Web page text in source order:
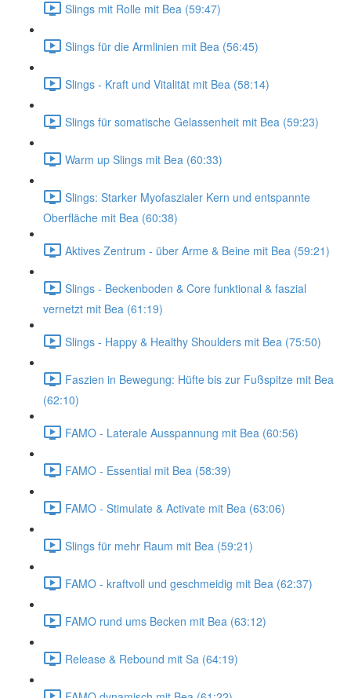
Slings mit Rolle mit Bea (59:47)
Slings für die Armlinien mit Bea (56:45)
Slings - Kraft und Vitalität mit Bea (58:14)
Slings für somatische Gelassenheit mit Bea (59:23)
Warm up Slings mit Bea (60:33)
Slings: Starker Myofaszialer Kern und entspannte
Oberfläche mit Bea (60:38)
Aktives Zentrum - über Arme & Beine mit Bea (59:21)
Slings - Beckenboden & Core funktional & faszial
vernetzt mit Bea (61:19)
Slings - Happy & Healthy Shoulders mit Bea (75:50)
Faszien in Bewegung: Hüfte bis zur Fußspitze mit Bea
(62:10)
FAMO - Laterale Ausspannung mit Bea (60:56)
FAMO - Essential mit Bea (58:39)
FAMO - Stimulate & Activate mit Bea (63:06)
Slings für mehr Raum mit Bea (59:21)
FAMO - kraftvoll und geschmeidig mit Bea (62:37)
FAMO rund ums Becken mit Bea (63:12)
Release & Rebound mit Sa (64:19)